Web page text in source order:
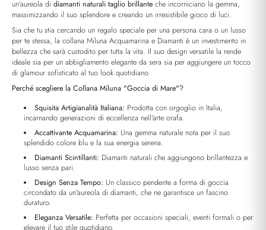
un'aureola di diamanti naturali taglio brillante che incorniciano la gemma,
massimizzando il suo splendore e creando un irresistibile gioco di luci.
Sia che tu stia cercando un regalo speciale per una persona cara o un lusso
per te stessa, la collana Miluna Acquamarina e Diamanti è un investimento in
bellezza che sarà custodito per tutta la vita. Il suo design versatile la rende
ideale sia per un abbigliamento elegante da sera sia per aggiungere un tocco
di glamour sofisticato al tuo look quotidiano.
Perché scegliere la Collana Miluna "Goccia di Mare"?
Squisita Artigianalità Italiana: Prodotta con orgoglio in Italia,
incarnando generazioni di eccellenza nell'arte orafa.
Accattivante Acquamarina: Una gemma naturale nota per il suo
splendido colore blu e la sua energia serena.
Diamanti Scintillanti: Diamanti naturali che aggiungono brillantezza e
lusso senza pari.
Design Senza Tempo: Un classico pendente a forma di goccia
circondato da un'aureola di diamanti, che ne garantisce un fascino
duraturo.
Eleganza Versatile: Perfetta per occasioni speciali, eventi formali o per
elevare il tuo stile quotidiano.